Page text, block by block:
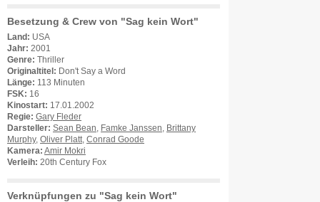
Besetzung & Crew von "Sag kein Wort"
Land: USA
Jahr: 2001
Genre: Thriller
Originaltitel: Don't Say a Word
Länge: 113 Minuten
FSK: 16
Kinostart: 17.01.2002
Regie: Gary Fleder
Darsteller: Sean Bean Famke Janssen
Brittany
Murphy, Oliver Platt Conrad Goode
Kamera: Amir Mokri
Verleih: 20th Century Fox
Verknüpfungen zu "Sag kein Wort"